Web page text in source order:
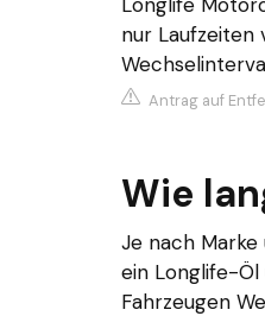
nur Laufzeiten
Antrag auf
Wie
Je nach
ein Longlife-
Fahrzeugen